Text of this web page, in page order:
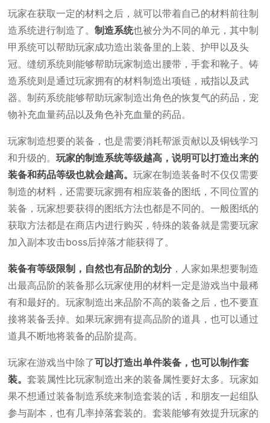
玩家在获取一定的材料之后，就可以带着自己的材料前往制
造系统进行制造了。制造系统也被分为不同的单元，其中制
甲系统可以帮助玩家成功造出装备里的上装、护甲以及头
冠。缝纫系统则能够帮助玩家制造出腰带，手套和靴子。铸
造系统则是通过玩家拥有的材料制造出项链，戒指以及武
器。制药系统能够帮助玩家制造出角色的恢复气的药品，宠
物补充血量药品以及角色补充血量的药品。
玩家制造想要的装备，也是需要消耗帮派贡献以及铜钱学习
和升级的。玩家的制造系统等级越高，说明可以打造出来的
装备和药品等级也就会越高。玩家在制造装备时不仅仅需要
制造的材料，还需要玩家拥有相应装备的图纸，不同位置的
装备，玩家想要获得的图纸方法也都是不同的。一般图纸的
获取方法都是在商店内进行购买，特殊的装备就是需要玩家
加入副本攻击boss后掉落才能获得了。
装备有等级限制，自然也有品阶的划分，人家如果想要制造
出最高品阶的装备那么玩家使用的材料一定是游戏当中最稀
有和最好的。玩家制造出来品阶不高的装备之后，也不要直
接将装备丢掉。如果玩家拥有提高品阶的道具，也可以通过
道具不断地将装备的品阶提高。
玩家在游戏当中除了可以打造出单件装备，也可以制作套
装。套装属性比玩家制造出来的装备属性要好太多。玩家如
果不想通过装备制造系统来制造套装的话，和朋友一起组队
参与副本，也有几率掉落套装的。套装能够有效提升玩家的